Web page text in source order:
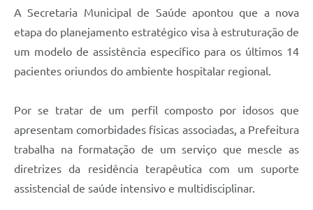
A Secretaria Municipal de Saúde apontou que a nova
etapa do planejamento estratégico visa à estruturação de
um modelo de assistência específico para os últimos 14
pacientes oriundos do ambiente hospitalar regional.
Por se tratar de um perfil composto por idosos que
apresentam comorbidades físicas associadas, a Prefeitura
trabalha na formatação de um serviço que mescle as
diretrizes da residência terapêutica com um suporte
assistencial de saúde intensivo e multidisciplinar.